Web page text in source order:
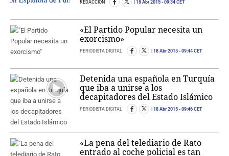
REDACCIÓN 18 Abr 2015 - 09:34 CET
«El Partido Popular necesita un
exorcismo»
PERIODISTA DIGITAL 18 Abr 2015 - 09:44 CET
Detenida una española en Turquía
que iba a unirse a los
decapitadores del Estado Islámico
PERIODISTA DIGITAL 18 Abr 2015 - 09:46 CET
«La pena del telediario de Rato
entrado al coche policial es tan